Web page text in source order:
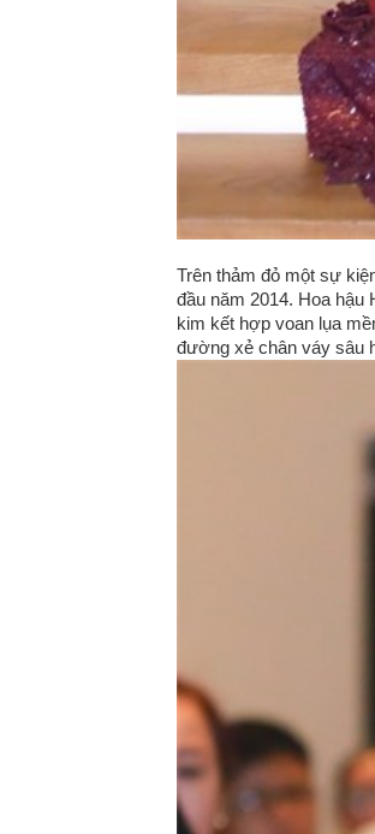
Trên thảm đỏ một sự
đầu năm 2014. Hoa hậu
kim kết hợp voan lụa
đường xẻ chân váy sâu